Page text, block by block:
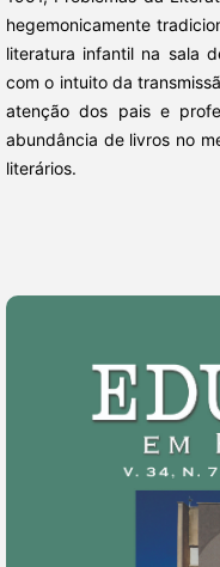
hegemonicamente
literatura infantil na sala
com o intuito da
atenção dos pais e
abundância de livros no
literários.